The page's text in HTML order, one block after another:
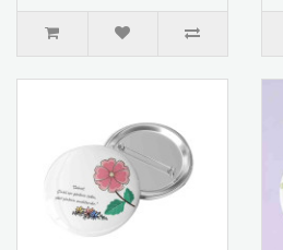
kısmında yer alan ..